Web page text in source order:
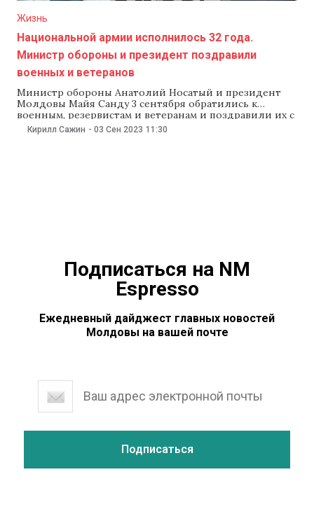
Жизнь
Национальной армии исполнилось 32 года.
Министр обороны и президент поздравили
военных и ветеранов
Министр обороны Анатолий Носатый и президент
Молдовы Майя Санду 3 сентября обратились к
военным, резервистам и ветеранам и поздравили их с
профессиональным праздником — Днем
Национальной армии. В честь праздника в некоторых
Кирилл Сажин - 03 Сен 2023 11:30
Подписаться на NM
Espresso
Ежедневный дайджест главных новостей
Молдовы на вашей почте